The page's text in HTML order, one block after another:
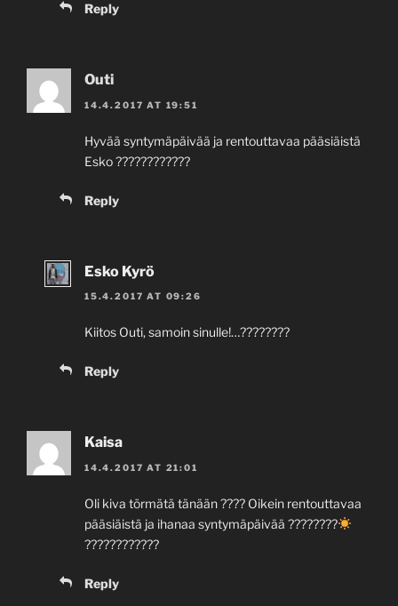
Reply
Outi
14.4.2017 AT 19:51
Hyvää syntymäpäivää ja rentouttavaa pääsiäistä
Esko ????????????
Reply
Esko Kyrö
15.4.2017 AT 09:26
Kiitos Outi, samoin sinulle!…????????
Reply
Kaisa
14.4.2017 AT 21:01
Oli kiva törmätä tänään ???? Oikein rentouttavaa
pääsiäistä ja ihanaa syntymäpäivää ????????
????????????
Reply